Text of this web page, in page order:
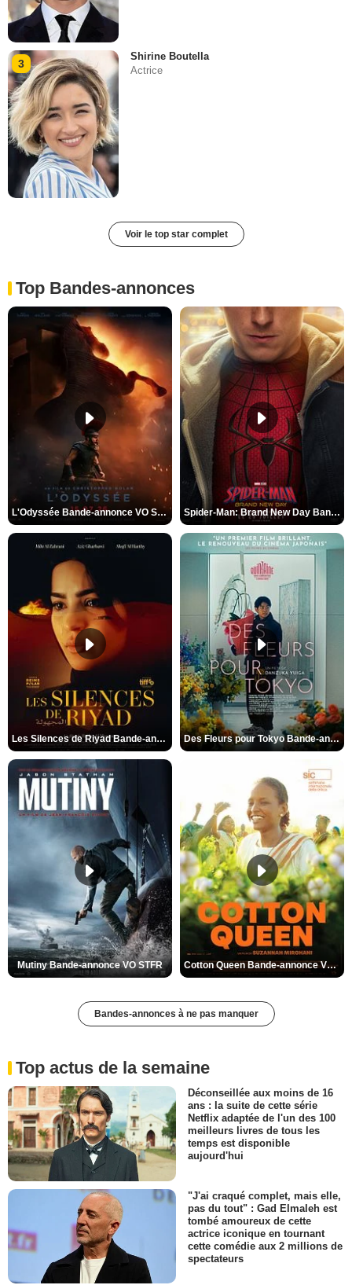
3
Shirine Boutella
Actrice
Voir le top star complet
Top Bandes-annonces
L'Odyssée Bande-annonce VO STFR Spider-Man: Brand New Day Bande-annonce VO STFR
Les Silences de Riyad Bande-annonce VO STFR Des Fleurs pour Tokyo Bande-annonce VO STFR
Mutiny Bande-annonce VO STFR Cotton Queen Bande-annonce VO STFR
Bandes-annonces à ne pas manquer
Top actus de la semaine
Déconseillée aux moins de 16
ans : la suite de cette série
Netflix adaptée de l'un des 100
meilleurs livres de tous les
temps est disponible
aujourd'hui
"J'ai craqué complet, mais elle,
pas du tout" : Gad Elmaleh est
tombé amoureux de cette
actrice iconique en tournant
cette comédie aux 2 millions de
spectateurs